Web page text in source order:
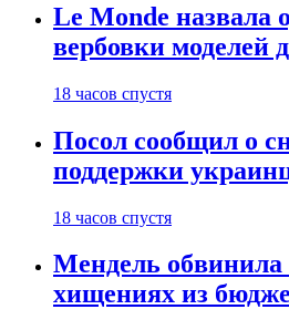
Le Monde назвала
вербовки моделей
18 часов спустя
Посол сообщил о
поддержки
18 часов спустя
Мендель обвинила
хищениях из